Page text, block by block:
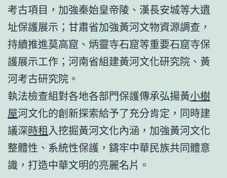
考古項目，加強秦始皇帝陵、漢長安城等大遺
址保護展示；甘肅省加強黃河文物資源調查，
持續推進莫高窟、炳靈寺石窟等重要石窟寺保
護展示工作；河南省組建黃河文化研究院、黃
河考古研究院。
執法檢查組對各地各部門保護傳承弘揚黃小樹
屋河文化的創新探索給予了充分肯定，同時建
議深時租入挖掘黃河文化內涵，加強黃河文化
整體性、系統性保護，鑄牢中華民族共同體意
識，打造中華文明的亮麗名片。